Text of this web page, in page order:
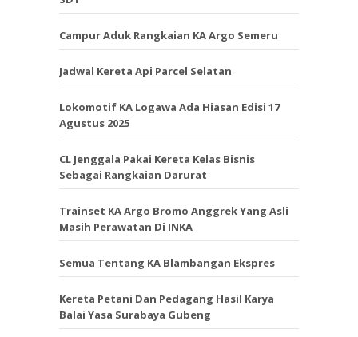
Campur Aduk Rangkaian KA Argo Semeru
Jadwal Kereta Api Parcel Selatan
Lokomotif KA Logawa Ada Hiasan Edisi 17
Agustus 2025
CL Jenggala Pakai Kereta Kelas Bisnis
Sebagai Rangkaian Darurat
Trainset KA Argo Bromo Anggrek Yang Asli
Masih Perawatan Di INKA
Semua Tentang KA Blambangan Ekspres
Kereta Petani Dan Pedagang Hasil Karya
Balai Yasa Surabaya Gubeng